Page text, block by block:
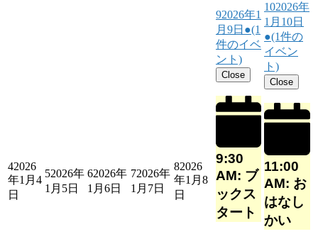
42026
年1月4
日
52026年
1月5日
62026年
1月6日
72026年
1月7日
82026
年1月8
日
92026年1
月9日 ●(1
件のイベ
ント)
Close
9:30
AM: ブ
ックス
タート
102026年
1月10日
●(1件の
イベン
ト)
Close
11:00
AM: お
はなし
かい